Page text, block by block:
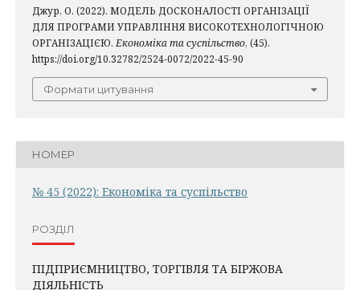
Джур, О. (2022). МОДЕЛЬ ДОСКОНАЛОСТІ ОРГАНІЗАЦІЇ
ДЛЯ ПРОГРАМИ УПРАВЛІННЯ ВИСОКОТЕХНОЛОГІЧНОЮ
ОРГАНІЗАЦІЄЮ. Економіка та суспільство, (45).
https://doi.org/10.32782/2524-0072/2022-45-90
Формати цитування
НОМЕР
№ 45 (2022): Економіка та суспільство
РОЗДІЛ
ПІДПРИЄМНИЦТВО, ТОРГІВЛЯ ТА БІРЖОВА
ДІЯЛЬНІСТЬ